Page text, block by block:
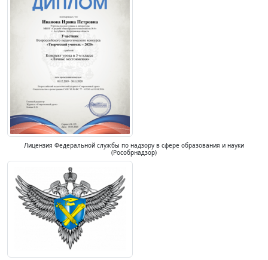
Лицензия Федеральной службы по надзору в сфере образования и науки
(Рособрнадзор)